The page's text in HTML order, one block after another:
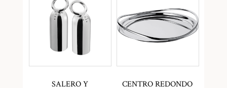
SALERO Y
CENTRO REDONDO